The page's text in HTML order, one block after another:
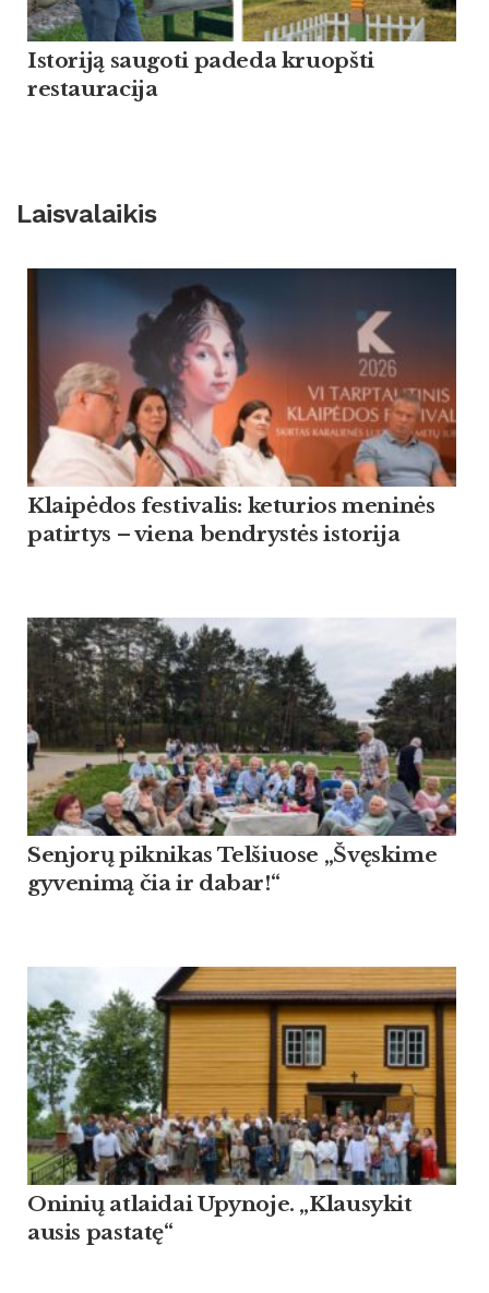
Istoriją saugoti padeda kruopšti
restauracija
Laisvalaikis
Klaipėdos festivalis: keturios meninės
patirtys – viena bendrystės istorija
Sen­jorų pik­ni­kas Tel­šiuo­se „Švęski­me
gy­ve­nimą čia ir da­bar!“
Oninių atlaidai Upynoje. „Klausykit
ausis pastatę“